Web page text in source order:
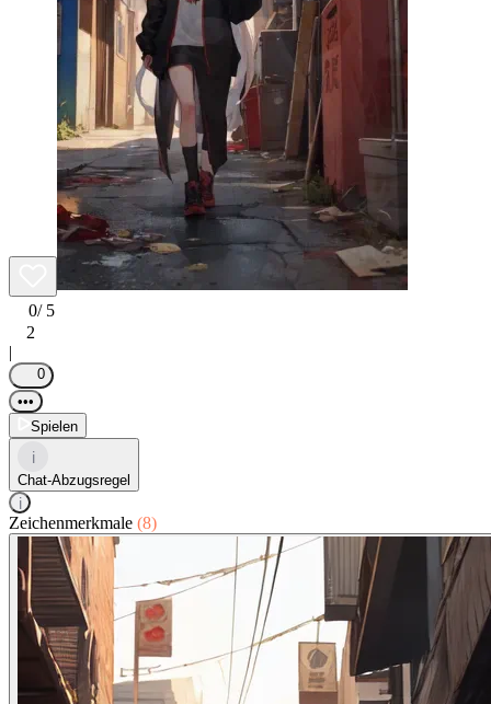
0/ 5
2
|
0
•••
Spielen
i
Chat-Abzugsregel
i
Zeichenmerkmale (8)